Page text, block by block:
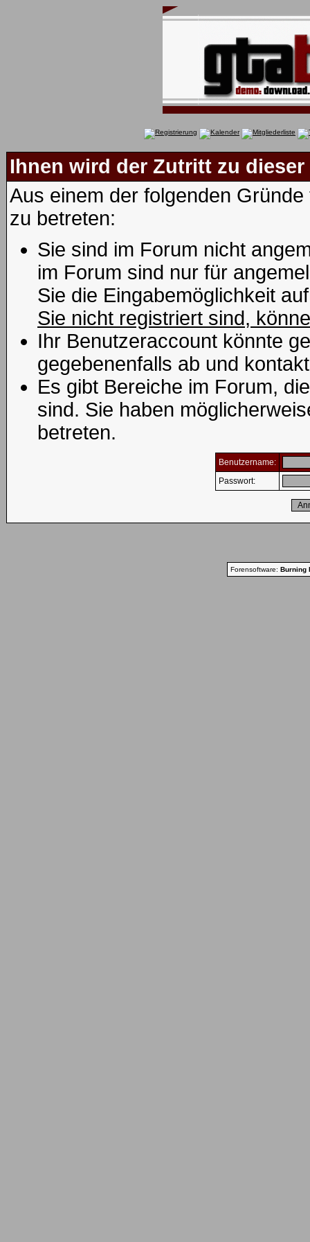
Ihnen wird der Zutritt zu
Aus einem der folgenden
zu betreten:
Sie sind im Forum nicht
im Forum sind nur für
Sie die Eingabemöglichkeit
Sie nicht registriert sind,
Ihr Benutzeraccount könnte
gegebenenfalls ab und
Es gibt Bereiche im Forum,
sind. Sie haben
betreten.
Benutzername:
Passwort:
Forensoftware: Burning